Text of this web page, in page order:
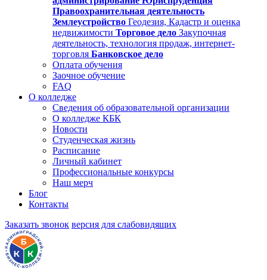
Правоохранительная деятельность
Землеустройство Геодезия, Кадастр и оценка
недвижимости Торговое дело Закупочная
деятельность, технология продаж, интернет-
торговля Банковское дело
Оплата обучения
Заочное обучение
FAQ
О колледже
Сведения об образовательной организации
О колледже КБК
Новости
Студенческая жизнь
Расписание
Личный кабинет
Профессиональные конкурсы
Наш мерч
Блог
Контакты
Заказать звонок версия для слабовидящих